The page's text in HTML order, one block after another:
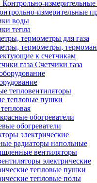
измерительные
воды
тепла
термометры для газа
термометры,
к счетчикам
Счетчики газа
тепловентиляторы
тепловые пушки
обогреватели
обогреватели
электрические
радиаторы напольные
вентиляторы
электрические
тепловые пушки
тепловые полы